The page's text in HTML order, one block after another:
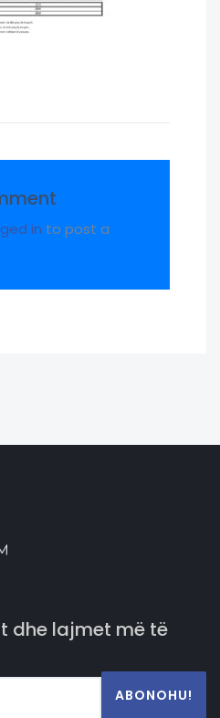
in to post a
dhe lajmet më të
ABONOHU!